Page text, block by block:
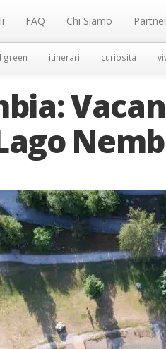
FAQ Chi Siamo
green itinerari curiosità